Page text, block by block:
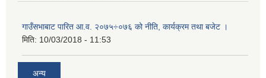
गाउँसभाबाट पारित आ.व. २०७५÷०७६ को नीति, कार्यक्रम तथा बजेट ।
मिति: 10/03/2018 - 11:53
अन्य